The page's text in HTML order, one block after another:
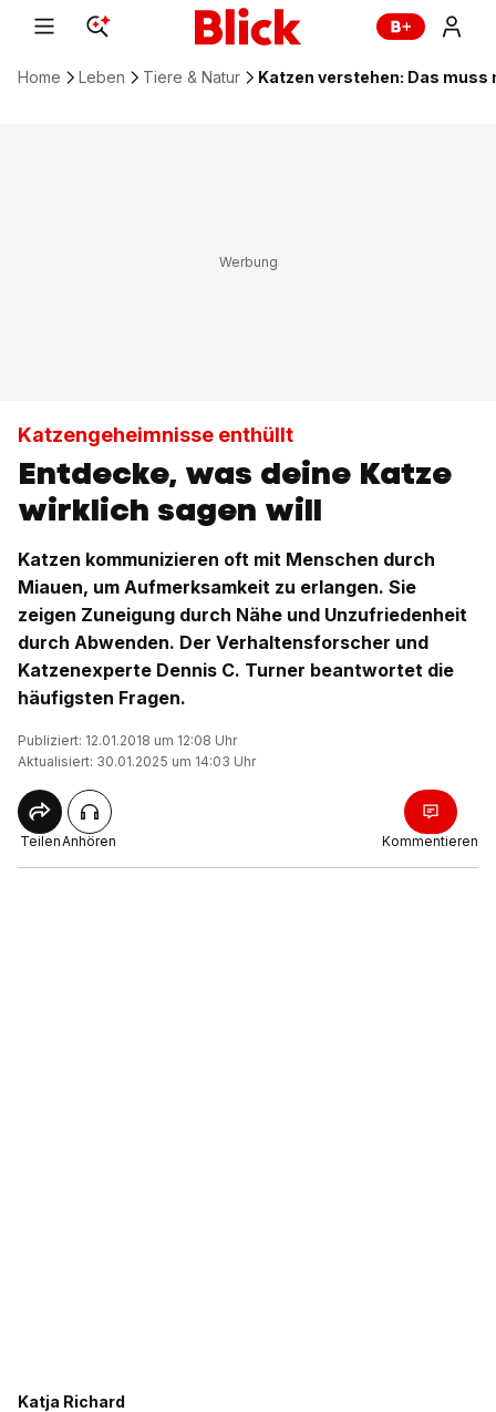
Home Leben Tiere & Natur Katzen verstehen: Das muss
Katzengeheimnisse enthüllt
Entdecke, was deine Katze
wirklich sagen will
Katzen kommunizieren oft mit Menschen durch
Miauen, um Aufmerksamkeit zu erlangen. Sie
zeigen Zuneigung durch Nähe und Unzufriedenheit
durch Abwenden. Der Verhaltensforscher und
Katzenexperte Dennis C. Turner beantwortet die
häufigsten Fragen.
Publiziert: 12.01.2018 um 12:08 Uhr
Aktualisiert: 30.01.2025 um 14:03 Uhr
TeilenAnhören Kommentieren
Katja Richard